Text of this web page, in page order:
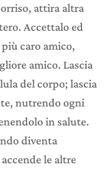
attira altra
Accettalo ed
caro amico,
amico. Lascia
del corpo; lascia
nutrendo ogni
in salute.
diventa
le altre